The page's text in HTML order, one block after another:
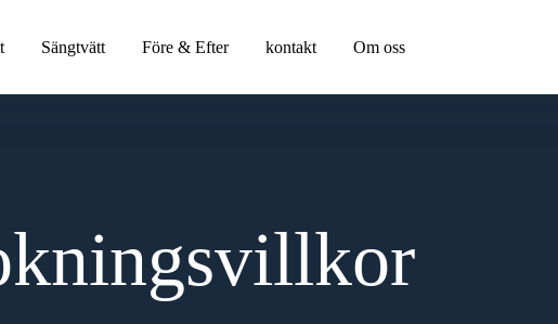
Sängtvätt Före & Efter kontakt Om oss